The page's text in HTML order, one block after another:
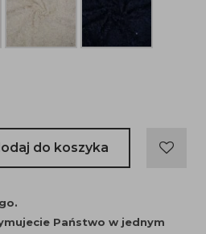
do koszyka
Państwo w jednym